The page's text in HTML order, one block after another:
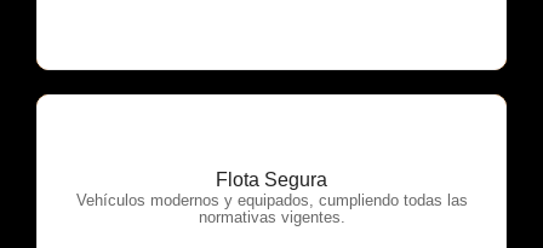
Flota Segura
Vehículos modernos y equipados, cumpliendo todas las
normativas vigentes.
OTP Servicios